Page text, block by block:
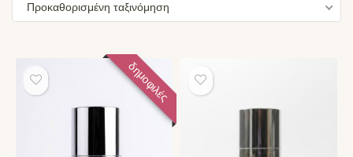
Προκαθορισμένη ταξινόμηση
δημοφιλές